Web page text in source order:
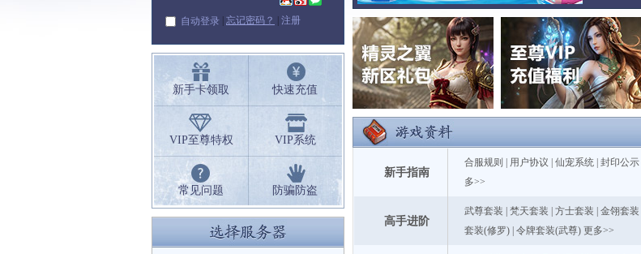
自动登录 | 忘记密码？ | 注册
新手卡领取 快速充值
VIP至尊特权 VIP系统
常见问题 防骗防盗
新手指南
合服规则 用户协议 仙宠系统 封印公示
多>>
高手进阶
武尊套装 梵天套装 方士套装 金翎套装
套装(修罗) 令牌套装(武尊) 更多>>